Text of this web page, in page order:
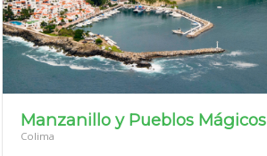
Manzanillo y Pueblos Mágicos
Colima